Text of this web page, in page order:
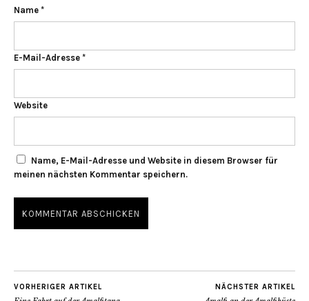
Name *
E-Mail-Adresse *
Website
Name, E-Mail-Adresse und Website in diesem Browser für
meinen nächsten Kommentar speichern.
VORHERIGER ARTIKEL NÄCHSTER ARTIKEL